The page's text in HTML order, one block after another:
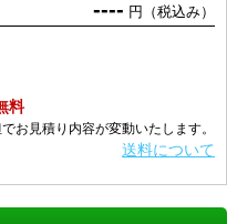
---- 円（税込み）
料
お見積り内容が変動いたします。
送料について